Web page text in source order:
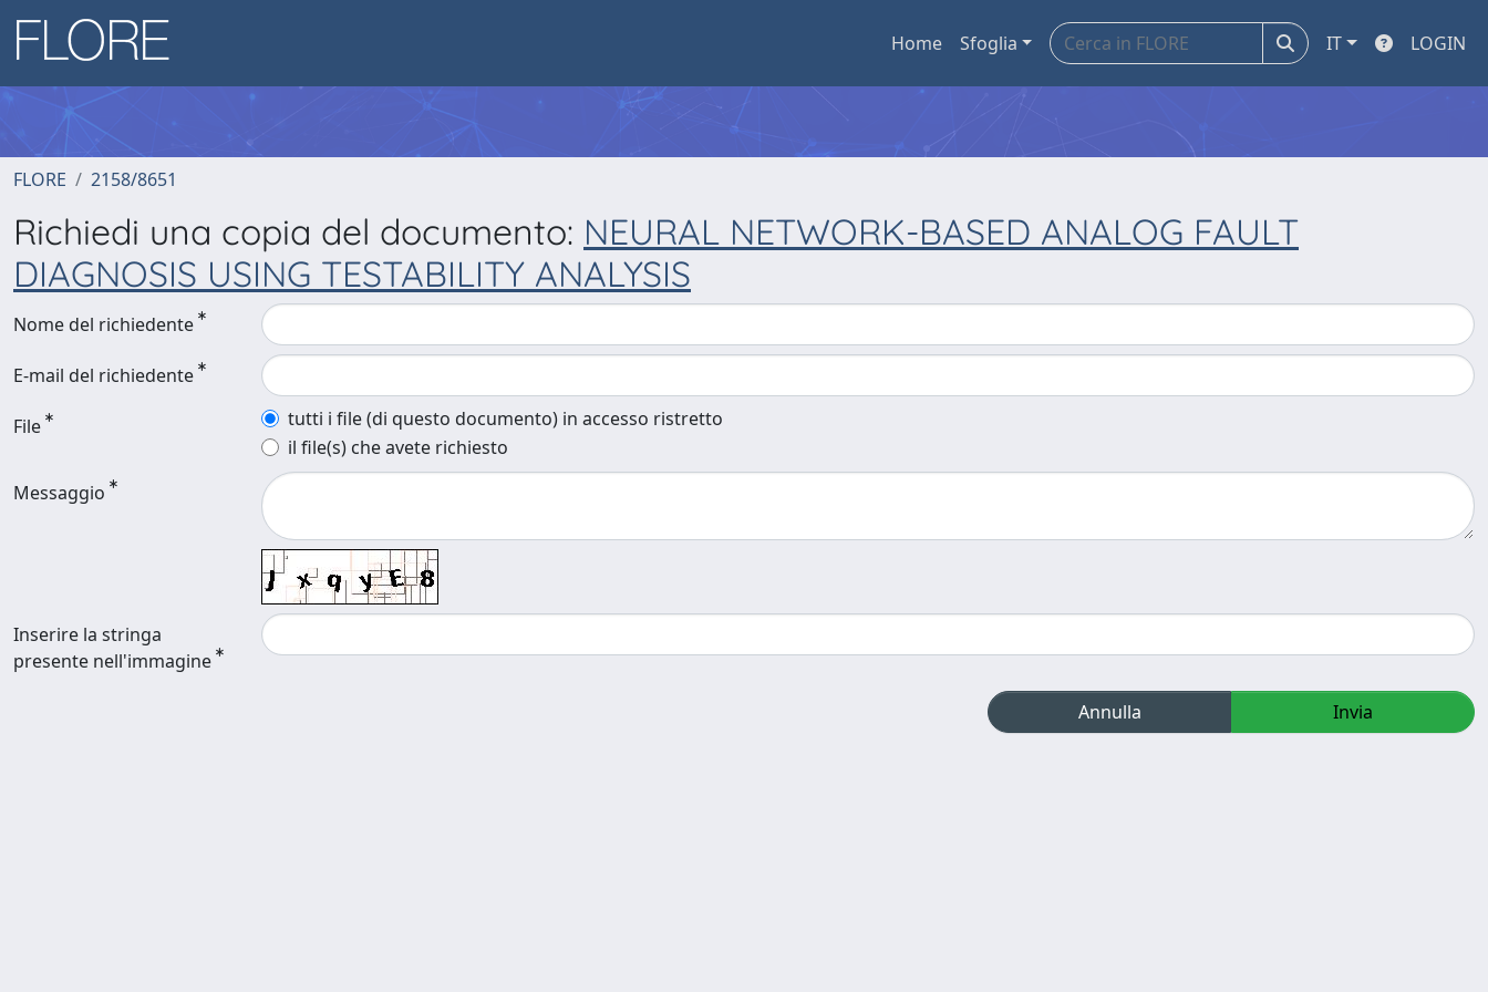
Home Sfoglia IT LOGIN
FLORE 2158/8651
Richiedi una copia del documento: NEURAL NETWORK-BASED ANALOG FAULT
DIAGNOSIS USING TESTABILITY ANALYSIS
Nome del richiedente
E-mail del richiedente
File
tutti i file (di questo documento) in accesso ristretto
il file(s) che avete richiesto
Messaggio
Inserire la stringa
presente nell'immagine
Annulla Invia